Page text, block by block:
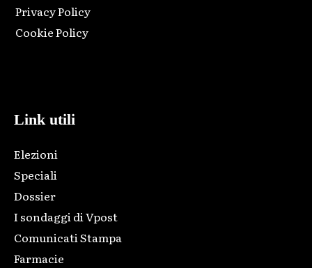
Privacy Policy
Cookie Policy
Link utili
Elezioni
Speciali
Dossier
I sondaggi di Vpost
Comunicati Stampa
Farmacie